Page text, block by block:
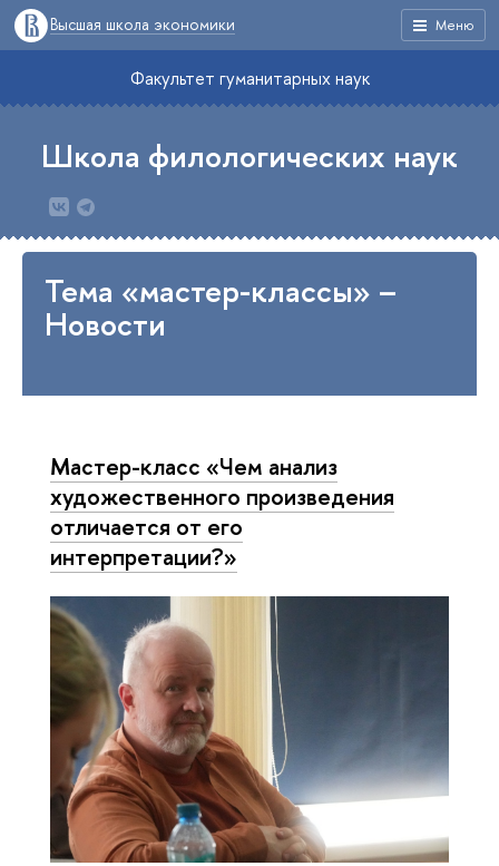
Меню
Высшая школа экономики
Факультет гуманитарных наук
Школа филологических наук
Тема «мастер-классы» –
Новости
Мастер-класс «Чем анализ
художественного произведения
отличается от его
интерпретации?»